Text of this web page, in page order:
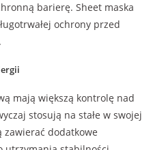
barierę. Sheet maska
ochrony przed
mają większą kontrolę nad
stosują na stałe w swojej
zawierać dodatkowe